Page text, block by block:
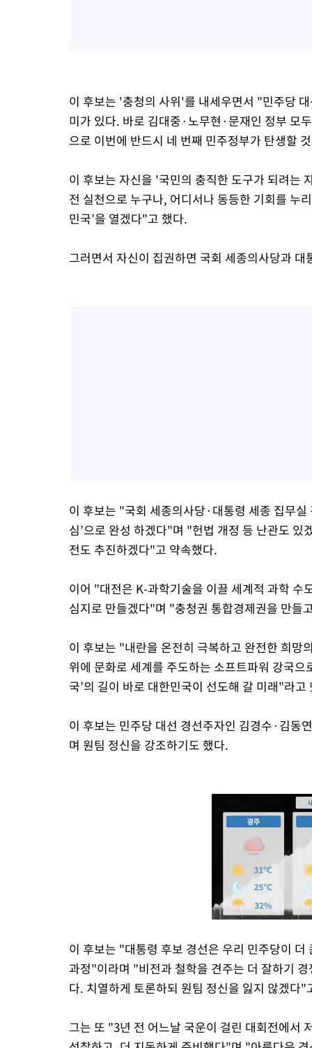
이 후보는 '충청의 사위'를 내세우면서 "민주당
미가 있다. 바로 김대중·노무현·문재인 정부 모
으로 이번에 반드시 네 번째 민주정부가 탄생할
이 후보는 자신을 '국민의 충직한 도구가 되려는
전 실천으로 누구나, 어디서나 동등한 기회를 누
민국’을 열겠다"고 했다.
그러면서 자신이 집권하면 국회 세종의사당과
이 후보는 "국회 세종의사당·대통령 세종 집무
심’으로 완성 하겠다"며 "헌법 개정 등 난관도
전도 추진하겠다"고 약속했다.
이어 "대전은 K-과학기술을 이끌 세계적 과학
심지로 만들겠다"며 "충청권 통합경제권을 만들
이 후보는 "내란을 온전히 극복하고 완전한 희
위에 문화로 세계를 주도하는 소프트파워 강국
국’의 길이 바로 대한민국이 선도해 갈 미래"라고
이 후보는 민주당 대선 경선주자인 김경수·김
며 원팀 정신을 강조하기도 했다.
이 후보는 "대통령 후보 경선은 우리 민주당이
과정"이라며 "비전과 철학을 견주는 더 잘하기
다. 치열하게 토론하되 원팀 정신을 잃지 않겠다"
그는 또 "3년 전 어느날 국운이 걸린 대회전에서